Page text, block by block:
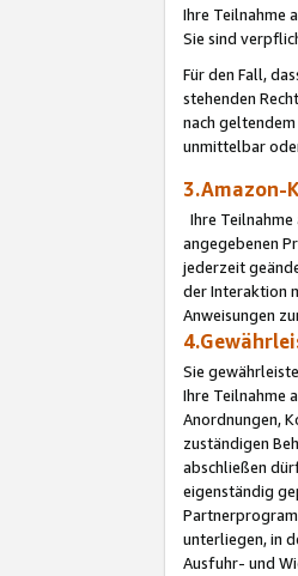
Ihre Teilnahme
Sie sind
Für den Fall,
stehenden
nach
unmittelbar
3.Amazon-
Ihre
angegebenen
jederzeit
der Interaktion
Anweisungen
Sie
Ihre Teilnahme
Anordnungen,
zuständigen
abschließen
eigenständig
unterliegen, in
Ausfuhr- und